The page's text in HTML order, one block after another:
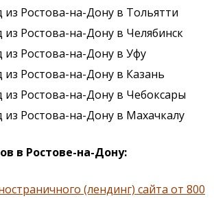
из Ростова-на-Дону в Тольятти
Ростова-на-Дону в Челябинск
из Ростова-на-Дону в Уфу
Ростова-на-Дону в Казань
из Ростова-на-Дону в Чебоксары
из Ростова-на-Дону в Махачкалу
в Ростове-на-Дону:
(лендинг) сайта от 800